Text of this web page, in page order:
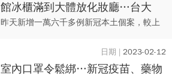
館冰櫃滿到大體放化妝廳…台大
醫：「4個原因」讓急診應接不暇
昨天新增一萬六千多例新冠本土個案，較上
下，前天八十二人，昨天也有五十七人，醫
師研判部分年長者確診後不願服...
2023-02-12
室內口罩令鬆綁…新冠疫苗、藥物